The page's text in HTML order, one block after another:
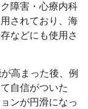
障害・心療内科
されており、海
などにも使用さ
高まった後、例
自信がついた
ンが円滑になっ